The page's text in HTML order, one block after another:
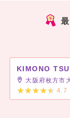
KIMONO
大阪府枚方市
4.7